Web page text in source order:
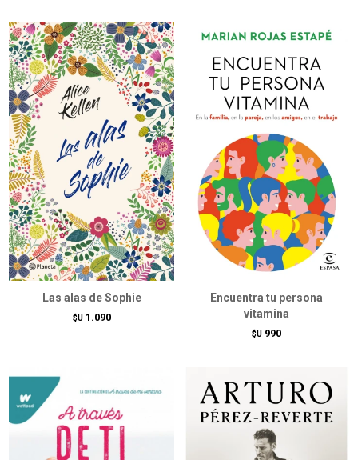
Las alas de Sophie
$U 1.090
Encuentra tu persona
vitamina
$U 990